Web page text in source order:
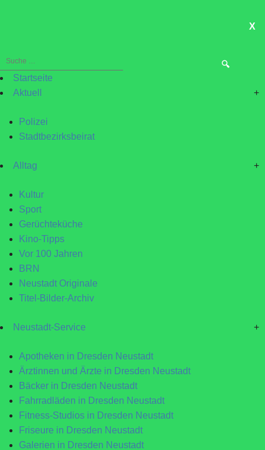
X
Suche
nach:Startseite
Aktuell
+
Polizei
Stadtbezirksbeirat
Alltag +
Kultur
Sport
Gerüchteküche
Kino-Tipps
Vor 100 Jahren
BRN
Neustadt Originale
Titel-Bilder-Archiv
Neustadt-Service +
Apotheken in Dresden Neustadt
Ärztinnen und Ärzte in Dresden Neustadt
Bäcker in Dresden Neustadt
Fahrradläden in Dresden Neustadt
Fitness-Studios in Dresden Neustadt
Friseure in Dresden Neustadt
Galerien in Dresden Neustadt